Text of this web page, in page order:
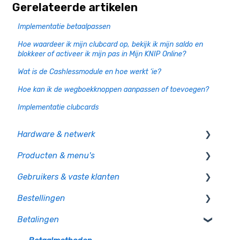
Gerelateerde artikelen
Implementatie betaalpassen
Hoe waardeer ik mijn clubcard op, bekijk ik mijn saldo en
blokkeer of activeer ik mijn pas in Mijn KNIP Online?
Wat is de Cashlessmodule en hoe werkt ‘ie?
Hoe kan ik de wegboek­knoppen aanpassen of toevoegen?
Implementatie clubcards
Hardware & netwerk
Kassa
PIO
CCV pinautomaten
Randapparatuur
Producten & menu's
Producten
Productcategorie & indeling
Supplementen
Gebruikers & vaste klanten
Gebruikersbeheer
Rechten en authorisatie
Bestellingen
Op bon
Betalingen